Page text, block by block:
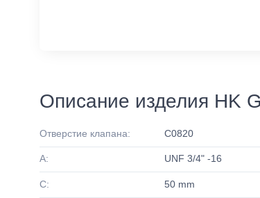
Описание изделия HK
Отверстие клапана: C0820
A: UNF 3/4" -16
C: 50 mm